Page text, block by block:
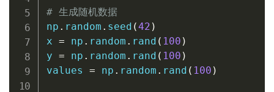
# 生成随机数据
np . random . seed (42 )
x = np . random . rand ( 100 )
y = np . random . rand ( 100 )
values = np . random . rand ( 100 )